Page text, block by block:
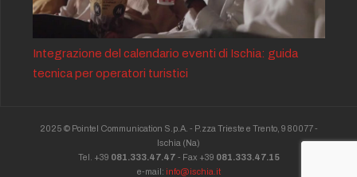
Integrazione del calendario eventi di Ischia: guida
tecnica per operatori turistici
2025 © Pointel Communication S.p.A. - P.zza Trieste e Trento, 9 80077 -
Ischia (Na)
Tel. +39 081.333.47.47 - Fax +39 081.333.47.15
e-mail: info@ischia.it